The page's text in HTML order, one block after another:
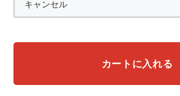
ファン付きウェア
スターライト工業
弘進ゴム 藤井電工
福山ゴム工業
カートに入れる